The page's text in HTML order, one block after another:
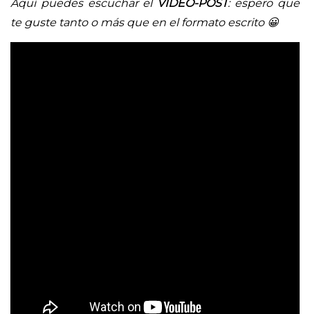
Aquí puedes escuchar el VIDEO-POST: espero que
te guste tanto o más que en el formato escrito 😀